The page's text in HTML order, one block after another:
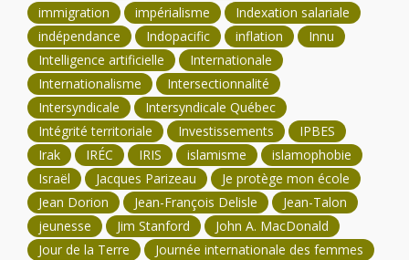
immigration
impérialisme
Indexation salariale
indépendance
Indopacific inflation
Innu
Intelligence artificielle
Internationale
Internationalisme
Intersectionnalité
Intersyndicale
Intersyndicale Québec
Intégrité territoriale
Investissements
IPBES
Irak
IRÉC IRIS islamisme
islamophobie
Israël
Jacques Parizeau
Je protège mon école
Jean Dorion
Jean-François Delisle
Jean-Talon
jeunesse
Jim Stanford
John A. MacDonald
Jour de la Terre
Journée internationale des femmes